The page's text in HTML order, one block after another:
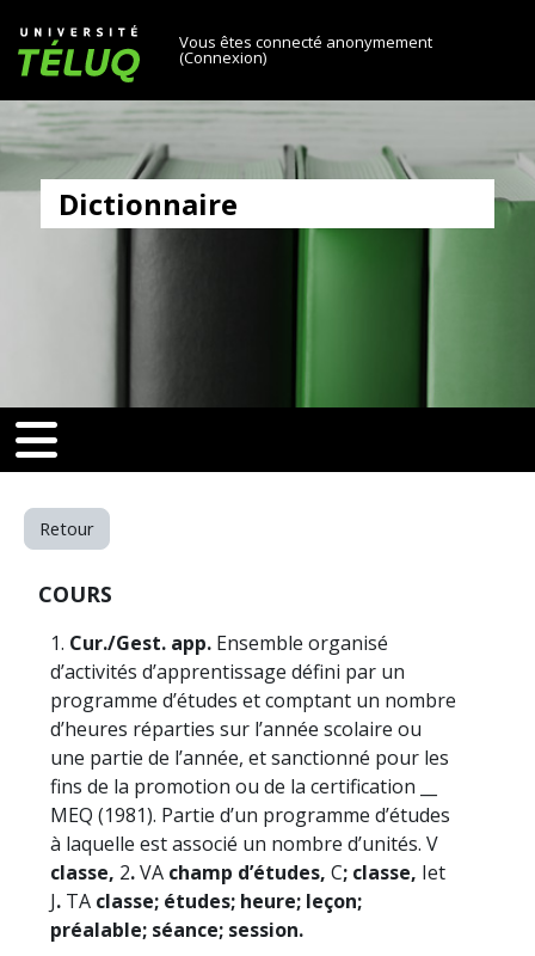
Université TÉLUQ
Vous êtes connecté anonymement
(Connexion)
Dictionnaire
[[nav-toggle]]
toggle]]
Retour
COURS
1. Cur./Gest. app. Ensemble organisé
d’activités d’apprentissage défini par un
programme d’études et comptant un nombre
d’heures réparties sur l’année scolaire ou
une partie de l’année, et sanctionné pour les
fins de la promotion ou de la certification __
MEQ (1981). Partie d’un programme d’études
à laquelle est associé un nombre d’unités. V
classe, 2.VA champ d’études, C; classe, Iet
J. TA classe; études; heure; leçon;
préalable; séance; session.